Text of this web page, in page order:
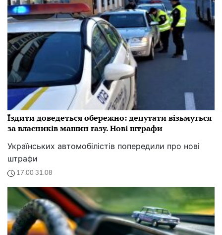
Їздити доведеться обережно: депутати візьмуться
за власників машин газу. Нові штрафи
Українських автомобілістів попередили про нові
штрафи
17:00 31.08